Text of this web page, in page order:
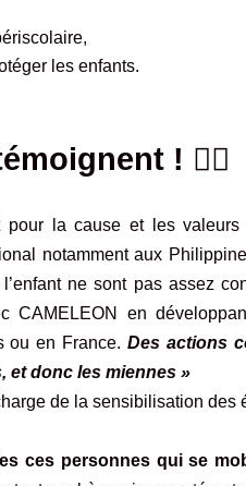
les enfants.
! 🏃‍♂️
la cause et les valeurs
notamment aux
ne sont pas assez
CAMELEON en
ou en France.Des actions
et donc les miennes »
de la sensibilisation des
ces personnes qui se